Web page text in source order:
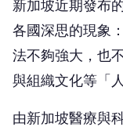
新加坡近期發布
各國深思的現象
法不夠強大，也
與組織文化等「
由新加坡醫療與